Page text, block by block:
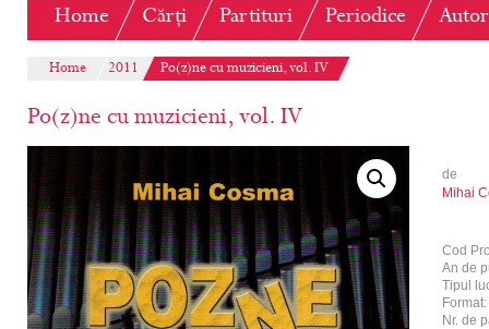
Home Cărți Partituri Periodice
Home 2011 Po(z)ne cu muzicieni, vol. IV
Po(z)ne cu muzicieni, vol. IV
de
Mihai
Cod
An de
Tipul
Format:
Nr. de